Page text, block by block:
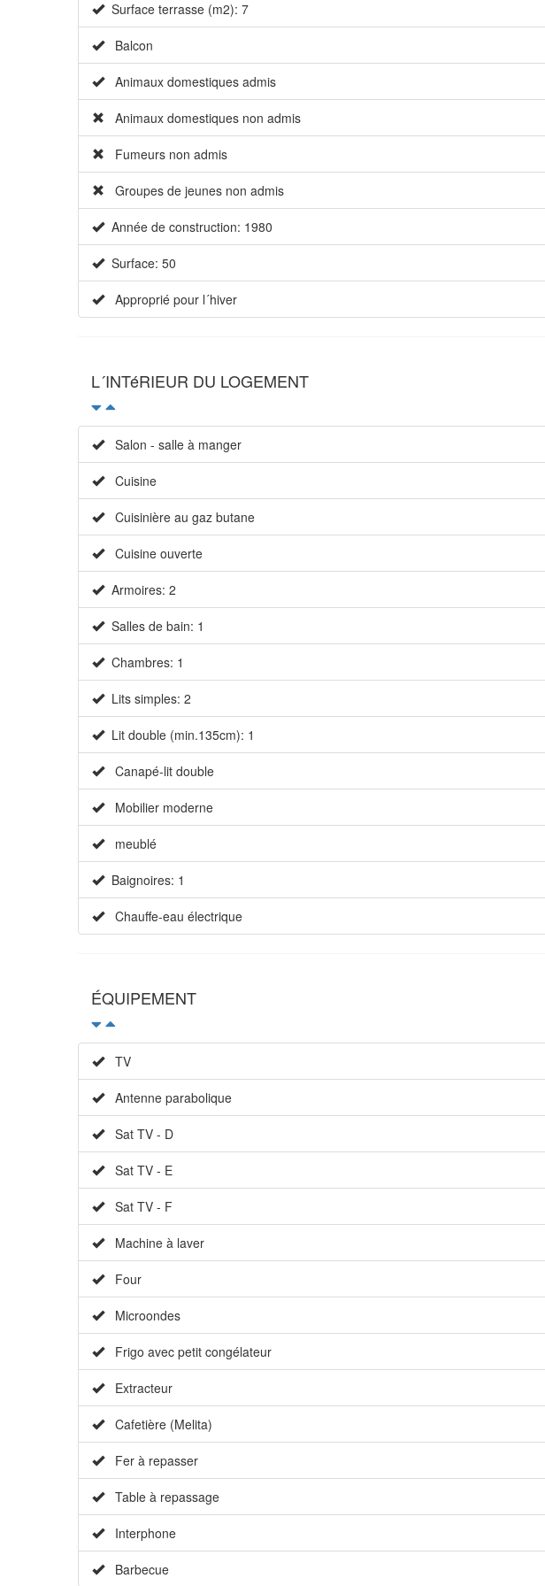
Surface terrasse (m2): 7
Balcon
Animaux domestiques admis
Animaux domestiques non admis
Fumeurs non admis
Groupes de jeunes non admis
Année de construction: 1980
Surface: 50
Approprié pour l´hiver
L´INTéRIEUR DU LOGEMENT
Salon - salle à manger
Cuisine
Cuisinière au gaz butane
Cuisine ouverte
Armoires: 2
Salles de bain: 1
Chambres: 1
Lits simples: 2
Lit double (min.135cm): 1
Canapé-lit double
Mobilier moderne
meublé
Baignoires: 1
Chauffe-eau électrique
ÉQUIPEMENT
TV
Antenne parabolique
Sat TV - D
Sat TV - E
Sat TV - F
Machine à laver
Four
Microondes
Frigo avec petit congélateur
Extracteur
Cafetière (Melita)
Fer à repasser
Table à repassage
Interphone
Barbecue